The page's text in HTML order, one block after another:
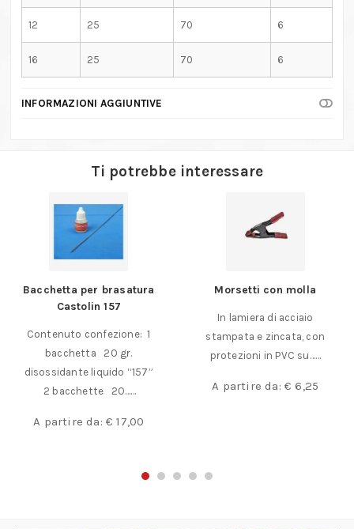
12 25 70 6
16 25 70 6
INFORMAZIONI AGGIUNTIVE
Ti potrebbe interessare
Bacchetta per brasatura
Castolin 157
Contenuto confezione: 1
bacchetta 20 gr.
disossidante liquido “157”
2 bacchette 20……
A partire da: € 17,00
Morsetti con molla
In lamiera di acciaio
stampata e zincata, con
protezioni in PVC su……
A partire da:€ 6,25